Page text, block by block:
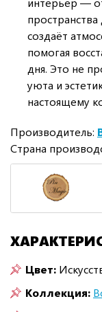
создаёт
помогая
дня. Это не
уюта и
настоящему
Производитель:
Страна
Цвет:
Коллекция: